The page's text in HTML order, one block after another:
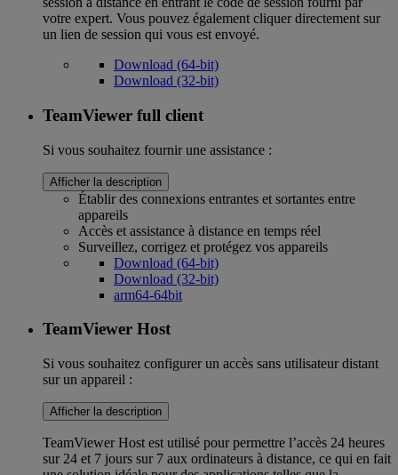
votre expert. Vous pouvez également cliquer directement sur
un lien de session qui vous est envoyé.
Download (64-bit)
Download (32-bit)
TeamViewer full client
Si vous souhaitez fournir une assistance :
Afficher la description
Établir des connexions entrantes et sortantes entre
appareils
Accès et assistance à distance en temps réel
Surveillez, corrigez et protégez vos appareils
Download (64-bit)
Download (32-bit)
arm64-64bit
TeamViewer Host
Si vous souhaitez configurer un accès sans utilisateur distant
sur un appareil :
Afficher la description
TeamViewer Host est utilisé pour permettre l’accès 24 heures
sur 24 et 7 jours sur 7 aux ordinateurs à distance, ce qui en fait